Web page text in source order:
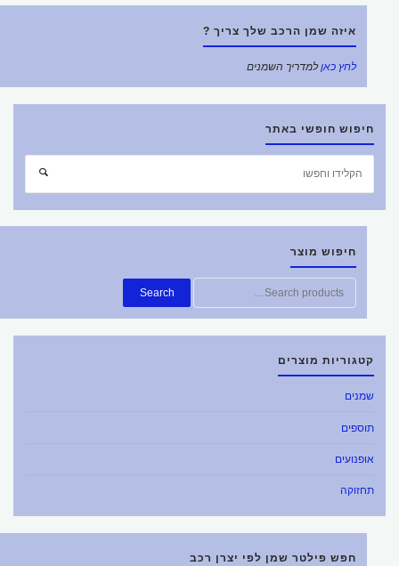
איזה שמן הרכב שלך צריך ?
לחץ כאןלמדריך השמנים
חיפוש חופשי באתר
חיפוש
חיפוש מוצר
חפש
את:
Search
קטגוריות מוצרים
שמנים
תוספים
אופנועים
תחזוקה
חפש פילטר שמן לפי יצרן רכב